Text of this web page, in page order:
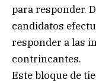
para responder.
candidatos
responder a las
contrincantes.
Este bloque de